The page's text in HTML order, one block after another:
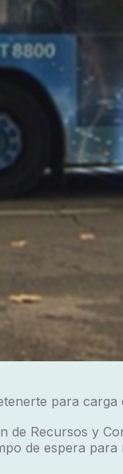
para carga
de Recursos y
de espera